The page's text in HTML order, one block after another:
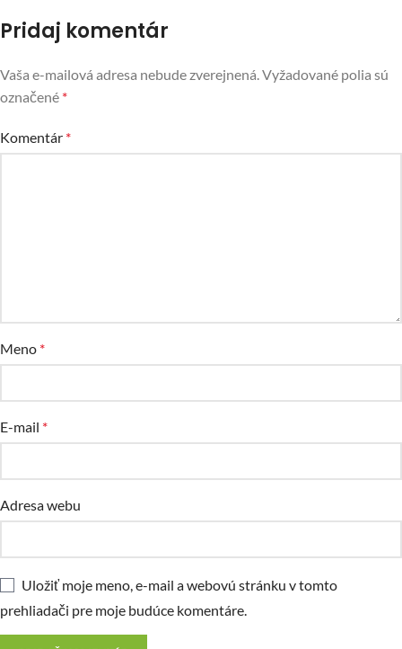
Pridaj komentár
Vaša e-mailová adresa nebude zverejnená. Vyžadované polia sú
označené *
Komentár *
Meno *
E-mail *
Adresa webu
Uložiť moje meno, e-mail a webovú stránku v tomto
prehliadači pre moje budúce komentáre.